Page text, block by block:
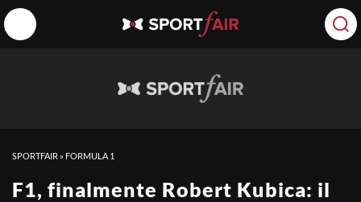
SPORTFAIR » FORMULA 1
F1, finalmente Robert Kubica: il